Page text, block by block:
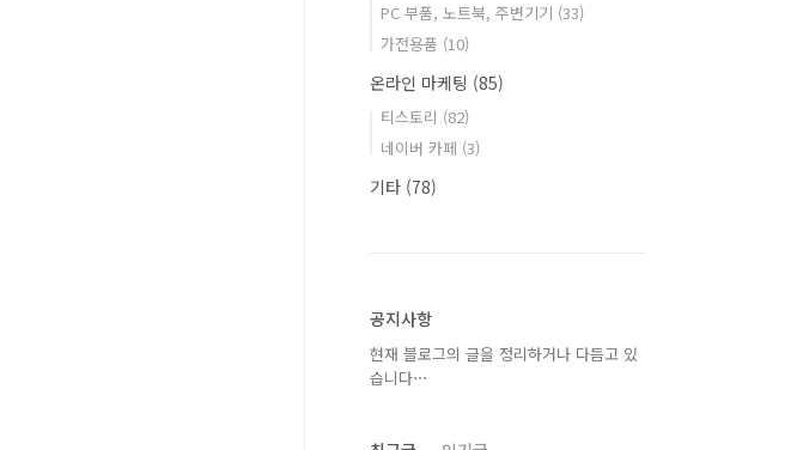
PC 부품, 노트북, 주변기기 (33)
가전용품 (10)
온라인 마케팅 (85)
티스토리 (82)
네이버 카페 (3)
기타 (78)
공지사항
현재 블로그의 글을 정리하거나 다듬고 있
습니다⋯